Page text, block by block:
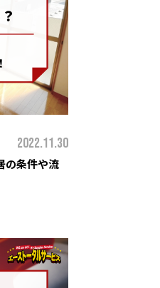
2022.11.30
の条件や流